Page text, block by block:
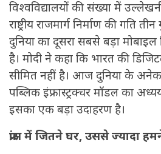
विश्वविद्यालयों की संख्या में
राष्ट्रीय राजमार्ग निर्माण की गति
दुनिया का दूसरा सबसे बड़ा मोबाइल
है। मोदी ने कहा कि भारत की
सीमित नहीं है। आज दुनिया के
पब्लिक इंफ्रास्ट्रक्चर मॉडल का
इसका एक बड़ा उदाहरण है।
फ्रांस में जितने घर, उससे ज्यादा